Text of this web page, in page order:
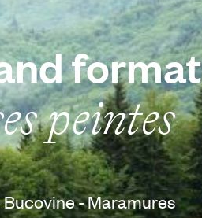
format
peintes
- Maramures